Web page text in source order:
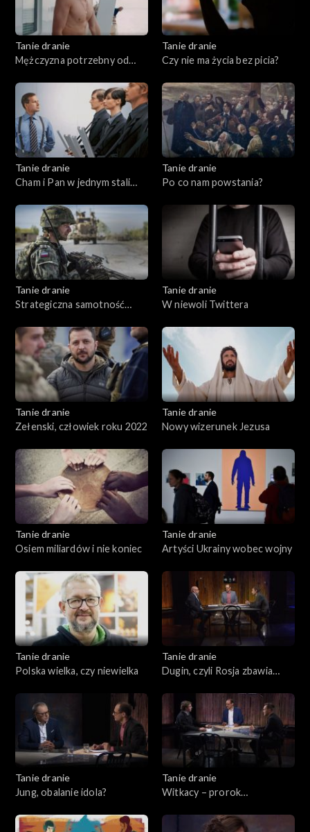
Tanie dranie
Mężczyzna potrzebny od
Tanie dranie
Czy nie ma życia bez picia?
Tanie dranie
Cham i Pan w jednym stali
Tanie dranie
Po co nam powstania?
Tanie dranie
Strategiczna samotność
Tanie dranie
W niewoli Twittera
Tanie dranie
Zełenski, człowiek roku 2022
Tanie dranie
Nowy wizerunek Jezusa
Tanie dranie
Osiem miliardów i nie koniec
Tanie dranie
Artyści Ukrainy wobec wojny
Tanie dranie
Polska wielka, czy niewielka
Tanie dranie
Dugin, czyli Rosja zbawia
Tanie dranie
Jung, obalanie idola?
Tanie dranie
Witkacy – prorok